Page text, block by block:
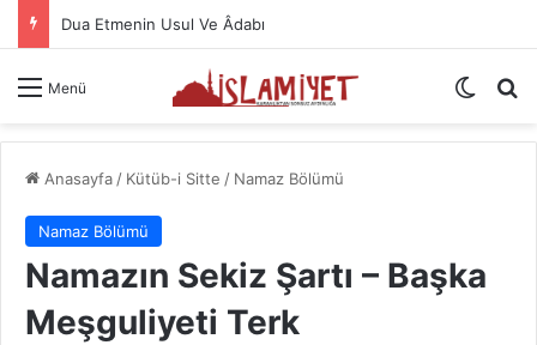
Namazın Önemi Ve Fazileti
Menü Dış
Anasayfa/ Kütüb-i Sitte / Namaz Bölümü
Namaz Bölümü
Namazın Sekiz Şartı – Başka
Meşguliyeti Terk